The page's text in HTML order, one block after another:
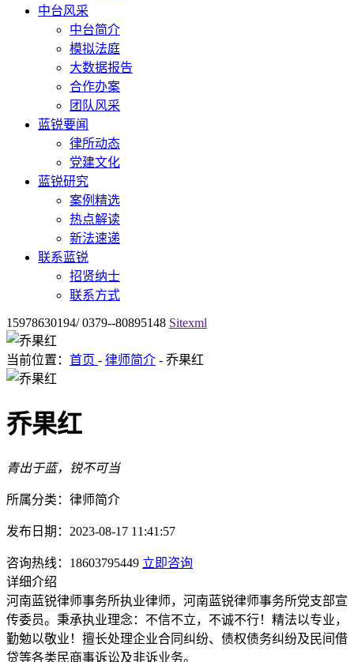
中台风采
中台简介
模拟法庭
大数据报告
合作办案
团队风采
蓝锐要闻
律所动态
党建文化
蓝锐研究
案例精选
热点解读
新法速递
联系蓝锐
招贤纳士
联系方式
15978630194/ 0379--80895148 Sitexml
当前位置： 首页 - 律师简介 - 乔果红
乔果红
青出于蓝，锐不可当
所属分类：律师简介
发布日期：2023-08-17 11:41:57
咨询热线：18603795449 立即咨询
详细介绍
河南蓝锐律师事务所执业律师，河南蓝锐律师事务所党支部宣
传委员。秉承执业理念：不信不立，不诚不行！精法以专业，
勤勉以敬业！擅长处理企业合同纠纷、债权债务纠纷及民间借
贷等各类民商事诉讼及非诉业务。